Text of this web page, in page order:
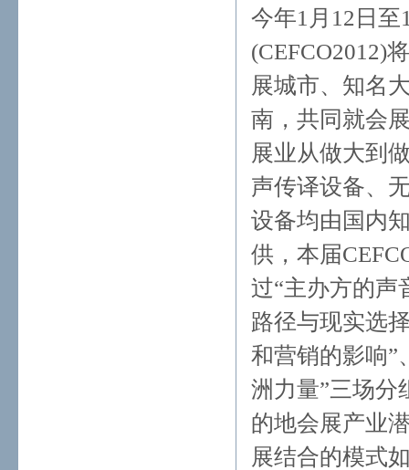
今年1月12日
(CEFCO2012)
展城市、知名
南，共同就会
展业从做大到
声传译设备、
设备均由国内
供，本届
过“主办方的声
路径与现实选
和营销的影响”
洲力量”三场分
的地会展产业
展结合的模式